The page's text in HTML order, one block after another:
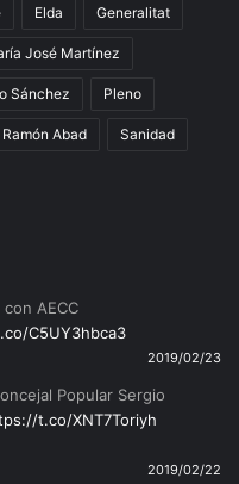
Elda Generalitat
José Martínez
Sánchez Pleno
Ramón Abad Sanidad
AECC
C5UY3hbca3
2019/02/23
Popular Sergio
t.co/XNT7Toriyh
2019/02/22